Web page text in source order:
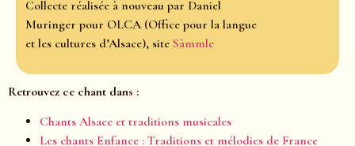
Collecte réalisée à nouveau par Daniel
Muringer pour OLCA (Office pour la langue
et les cultures d’Alsace), site Sàmmle
Retrouvez ce chant dans :
Chants Alsace et traditions musicales
Les chants Enfance : Traditions et mélodies de France